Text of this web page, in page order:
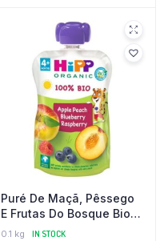
Puré De Maçã, Pêssego
E Frutas Do Bosque Bio
100 G Hipp
0.1 kg IN STOCK